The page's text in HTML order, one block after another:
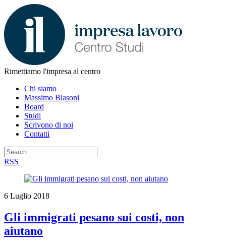
Rimettiamo l'impresa al centro
Chi siamo
Massimo Blasoni
Board
Studi
Scrivono di noi
Contatti
RSS
6 Luglio 2018
Gli immigrati pesano sui costi, non
aiutano